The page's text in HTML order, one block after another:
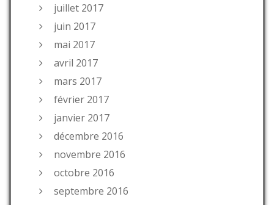
juillet 2017
juin 2017
mai 2017
avril 2017
mars 2017
février 2017
janvier 2017
décembre 2016
novembre 2016
octobre 2016
septembre 2016